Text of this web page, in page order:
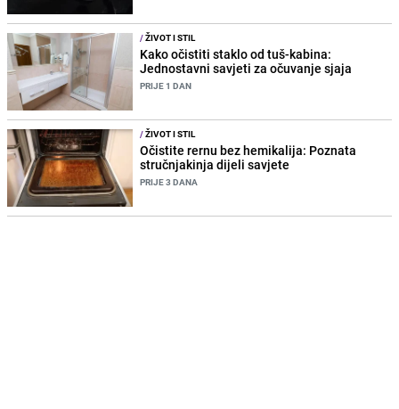
/ŽIVOT I STIL
Kako očistiti staklo od tuš-kabina:
Jednostavni savjeti za očuvanje sjaja
PRIJE 1 DAN
/ŽIVOT I STIL
Očistite rernu bez hemikalija: Poznata
stručnjakinja dijeli savjete
PRIJE 3 DANA